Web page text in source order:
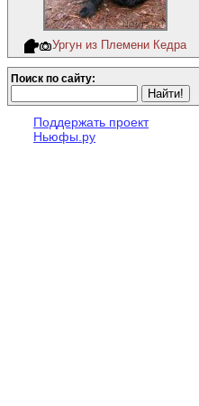
Ургун из Племени Кедра
Поиск по сайту:
Поддержать проект
Ньюфы.ру